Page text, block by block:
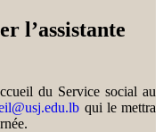
l’assistante
du Service social au
qui le mettra